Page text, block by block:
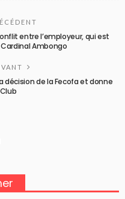
entre l’employeur, qui est
Ambongo
décision de la Fecofa et donne